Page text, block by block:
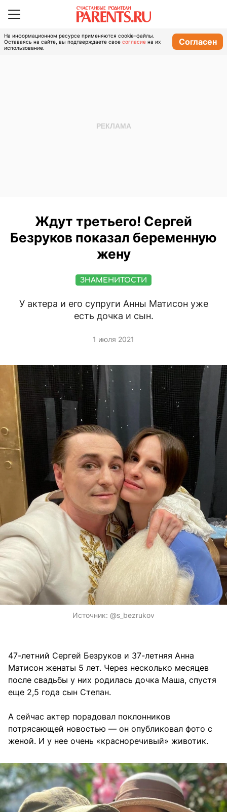
На информационном ресурсе применяются cookie-файлы.
Оставаясь на сайте, вы подтверждаете свое согласие на их
использование.
Согласен
Ждут третьего! Сергей
Безруков показал беременную
жену
ЗНАМЕНИТОСТИ
У актера и его супруги Анны Матисон уже
есть дочка и сын.
1 июля 2021
Источник: @s_bezrukov
47-летний Сергей Безруков и 37-летняя Анна
Матисон женаты 5 лет. Через несколько месяцев
после свадьбы у них родилась дочка Маша, спустя
еще 2,5 года сын Степан.
А сейчас актер порадовал поклонников
потрясающей новостью — он опубликовал фото с
женой. И у нее очень «красноречивый» животик.